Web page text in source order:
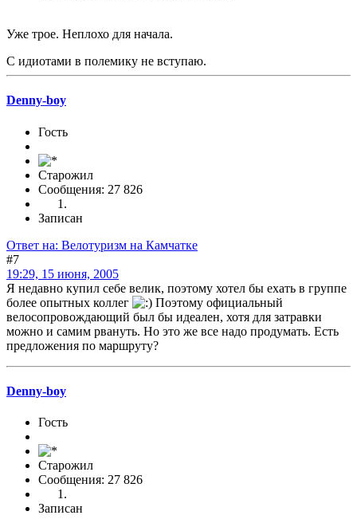
Уже трое. Неплохо для начала.
С идиотами в полемику не вступаю.
Denny-boy
Гость
Старожил
Сообщения: 27 826
Записан
Ответ на: Велотуризм на Камчатке
#7
19:29, 15 июня, 2005
Я недавно купил себе велик, поэтому хотел бы ехать в группе
более опытных коллег
Поэтому официальный
велосопровождающий был бы идеален, хотя для затравки
можно и самим рвануть. Но это же все надо продумать. Есть
предложения по маршруту?
Denny-boy
Гость
Старожил
Сообщения: 27 826
Записан